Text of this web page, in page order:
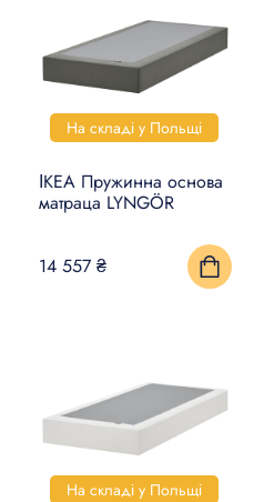
На складі у Польщі
ІКЕА Пружинна основа
матраца LYNGÖR
14 557 ₴
На складі у Польщі